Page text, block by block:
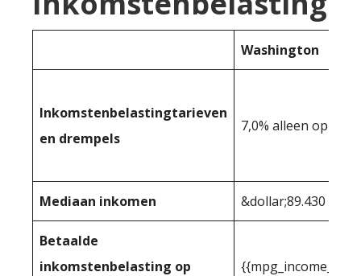
Washington
Inkomstenbelastingtarieven
en drempels
7,0% alleen op
Mediaan inkomen &dollar;89.430
Betaalde
inkomstenbelasting op